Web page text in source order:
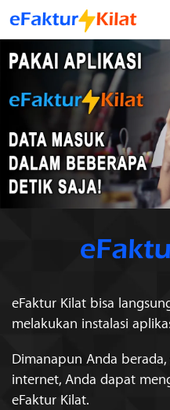
eFaktur Kilat bisa
melakukan instalasi
Dimanapun Anda
internet, Anda dapat
eFaktur Kilat.